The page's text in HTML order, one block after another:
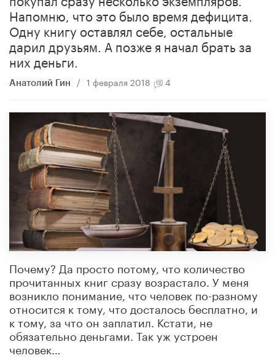
Напомню, что это было время дефицита.
Одну книгу оставлял себе, остальные
дарил друзьям. А позже я начал брать за
них деньги.
Анатолий Гин / 1 февраля 2018 4
Почему? Да просто потому, что количество
прочитанных книг сразу возрастало. У меня
возникло понимание, что человек по-разному
относится к тому, что досталось бесплатно, и
к тому, за что он заплатил. Кстати, не
обязательно деньгами. Так уж устроен
человек…